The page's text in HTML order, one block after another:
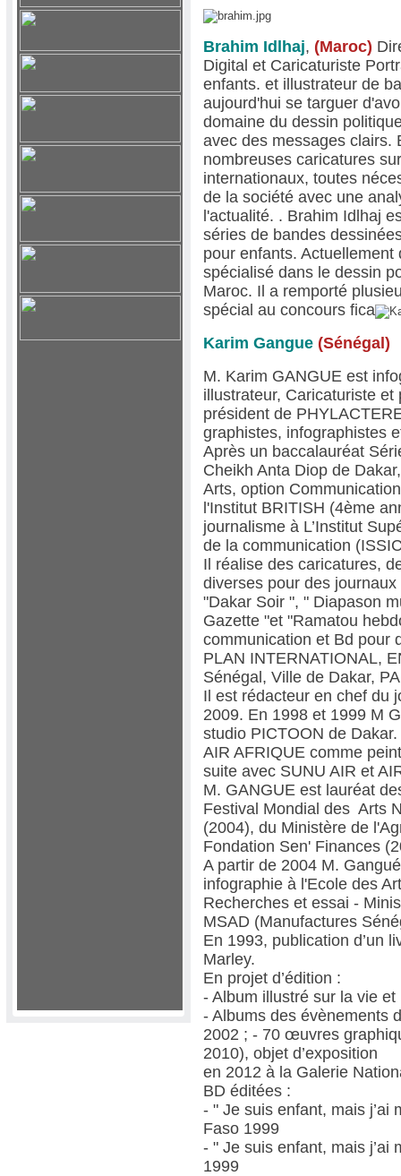
Brahim Idlhaj, (Maroc)
Digital et Caricaturiste
enfants. et illustrateur de
aujourd'hui se targuer
domaine du dessin
avec des messages clairs.
nombreuses caricatures
internationaux, toutes
de la société avec une
l'actualité. . Brahim Idlhaj
séries de bandes
pour enfants.
spécialisé dans le dessin
Maroc. Il a remporté
spécial au concours fica
Karim Gangue (Sénégal)
M. Karim GANGUE est
illustrateur, Caricaturiste
président de
graphistes, infographistes
Après un baccalauréat
Cheikh Anta Diop de
Arts, option
l'Institut BRITISH (4ème
journalisme à L’Institut
de la communication
Il réalise des caricatures,
diverses pour des
"Dakar Soir ", " Diapason
Gazette "et "Ramatou
communication et Bd pour
PLAN INTERNATIONAL,
Sénégal, Ville de Dakar,
Il est rédacteur en chef du
2009. En 1998 et 1999 M
studio PICTOON de
AIR AFRIQUE comme
suite avec SUNU AIR et
M. GANGUE est lauréat
Festival Mondial des Arts
(2004), du Ministère de
Fondation Sen' Finances
A partir de 2004 M.
infographie à l'Ecole des
Recherches et essai -
MSAD (Manufactures
En 1993, publication d’un
Marley.
En projet d’édition :
- Album illustré sur la vie
- Albums des évènements
2002 ; - 70 œuvres
2010), objet d’exposition
en 2012 à la Galerie
BD éditées :
- " Je suis enfant, mais
Faso 1999
- " Je suis enfant, mais j’ai
1999